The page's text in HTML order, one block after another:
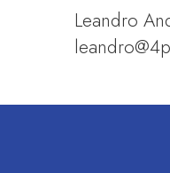
Leandro